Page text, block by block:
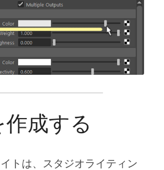
成する
トは、スタジオライティン